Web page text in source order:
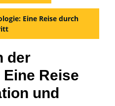
Eine Reise durch
der
Reise
und